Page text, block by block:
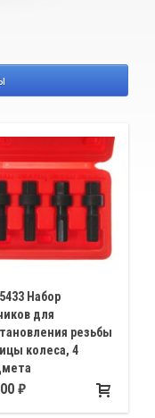
Набор
для
резьбы
колеса, 4
резьбы: